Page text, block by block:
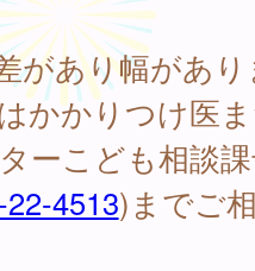
があり幅があり
かかりつけ医
ーこども相談
4513)までご